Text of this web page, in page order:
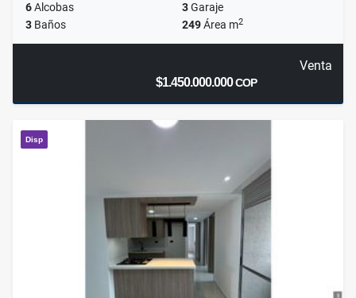
6Alcobas 3Garaje
3 Baños 249Área m2
Venta
$1.450.000.000COP
Disp